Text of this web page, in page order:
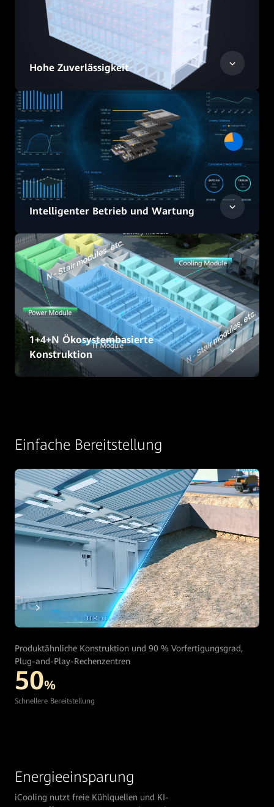
Hohe Zuverlässigkeit
Intelligenter Betrieb und Wartung
1+4+N Ökosystembasierte
Konstruktion
Einfache Bereitstellung
Produktähnliche Konstruktion und 90 % Vorfertigungsgrad,
Plug-and-Play-Rechenzentren
50%
Schnellere Bereitstellung
Energieeinsparung
iCooling nutzt freie Kühlquellen und KI-